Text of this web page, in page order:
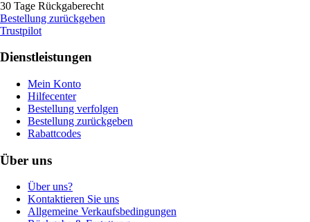
30 Tage Rückgaberecht
Bestellung zurückgeben
Trustpilot
Dienstleistungen
Mein Konto
Hilfecenter
Bestellung verfolgen
Bestellung zurückgeben
Rabattcodes
Über uns
Über uns?
Kontaktieren Sie uns
Allgemeine Verkaufsbedingungen